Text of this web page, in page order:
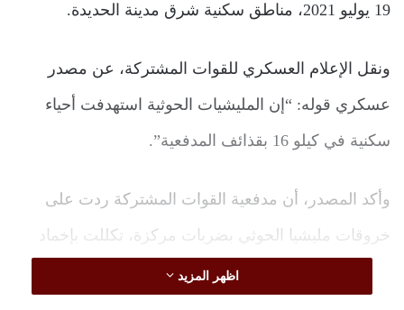
19 يوليو 2021، مناطق سكنية شرق مدينة الحديدة.
ونقل الإعلام العسكري للقوات المشتركة، عن مصدر
عسكري قوله: “إن المليشيات الحوثية استهدفت أحياء
سكنية في كيلو 16 بقذائف المدفعية”.
وأكد المصدر، أن مدفعية القوات المشتركة ردت على
خروقات مليشيا الحوثي بضربات مركزة، تكللت بإخماد
مصادر النيران وأوقعت خسائر بشرية ومادية في صفوف
اظهر المزيد